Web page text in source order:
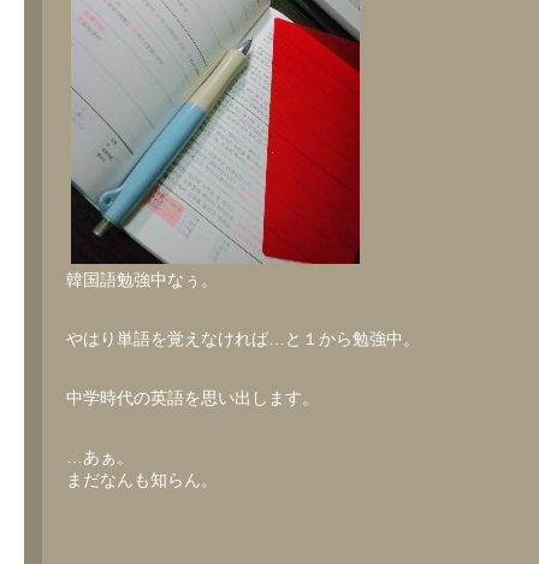
韓国語勉強中なぅ。
やはり単語を覚えなければ…と１から勉強中。
中学時代の英語を思い出します。
…あぁ。
まだなんも知らん。